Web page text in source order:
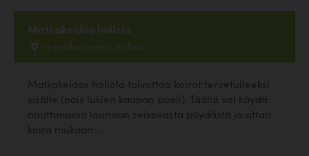
Matkakeidas hollola
Hopeakalliontie 2, Hollola
Matkakeidas hollola toivottaa koirat tervetulleeksi
sisälle (pois lukien kaupan puoli). Täällä voi käydä
nauttimassa lounaan seisovasta pöydästä ja ottaa
koira mukaan...